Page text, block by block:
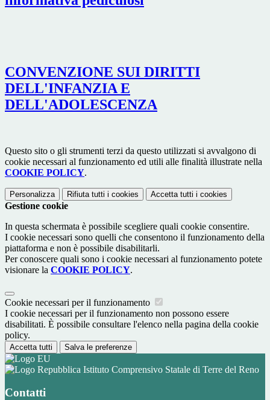
CONVENZIONE SUI DIRITTI
DELL'INFANZIA E
DELL'ADOLESCENZA
Questo sito o gli strumenti terzi da questo utilizzati si avvalgono di
cookie necessari al funzionamento ed utili alle finalità illustrate nella
COOKIE POLICY.
Personalizza Rifiuta tutti i cookies Accetta tutti i cookies
Gestione cookie
In questa schermata è possibile scegliere quali cookie consentire.
I cookie necessari sono quelli che consentono il funzionamento della
piattaforma e non è possibile disabilitarli.
Per conoscere quali sono i cookie necessari al funzionamento potete
visionare la COOKIE POLICY.
Cookie necessari per il funzionamento
I cookie necessari per il funzionamento non possono essere
disabilitati. È possibile consultare l'elenco nella pagina della cookie
policy.
Accetta tutti Salva le preferenze
Istituto Comprensivo Statale di Terre del Reno
Contatti